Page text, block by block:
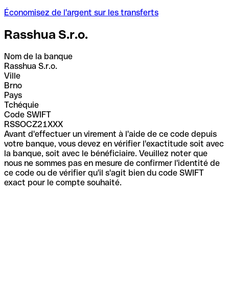
Économisez de l'argent sur les transferts
Rasshua S.r.o.
Nom de la banque
Rasshua S.r.o.
Ville
Brno
Pays
Tchéquie
Code SWIFT
RSSOCZ21XXX
Avant d'effectuer un virement à l'aide de ce code depuis
votre banque, vous devez en vérifier l'exactitude soit avec
la banque, soit avec le bénéficiaire. Veuillez noter que
nous ne sommes pas en mesure de confirmer l'identité de
ce code ou de vérifier qu'il s'agit bien du code SWIFT
exact pour le compte souhaité.